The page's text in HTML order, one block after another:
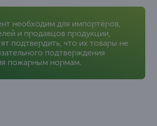
необходим для импортёров,
и продавцов продукции,
подтвердить, что их товары не
подтверждения
пожарным нормам.